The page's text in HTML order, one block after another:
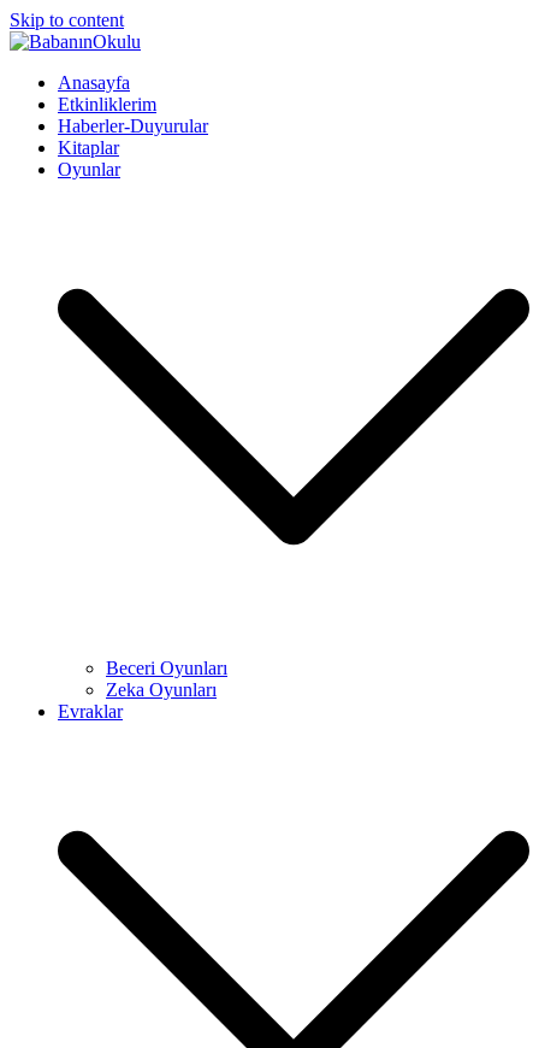
Skip to content
BabanınOkulu
Babanınokulu
Anasayfa
Etkinliklerim
Haberler-Duyurular
Kitaplar
Oyunlar
Beceri Oyunları
Zeka Oyunları
Evraklar